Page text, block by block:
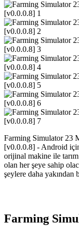
Farming Simulator 23
[v0.0.0.8] - Android
orijinal makine ile
olan her şeye sahip
şeylere daha yakından
Farming